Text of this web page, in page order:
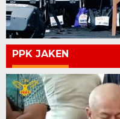
PPK JAKEN